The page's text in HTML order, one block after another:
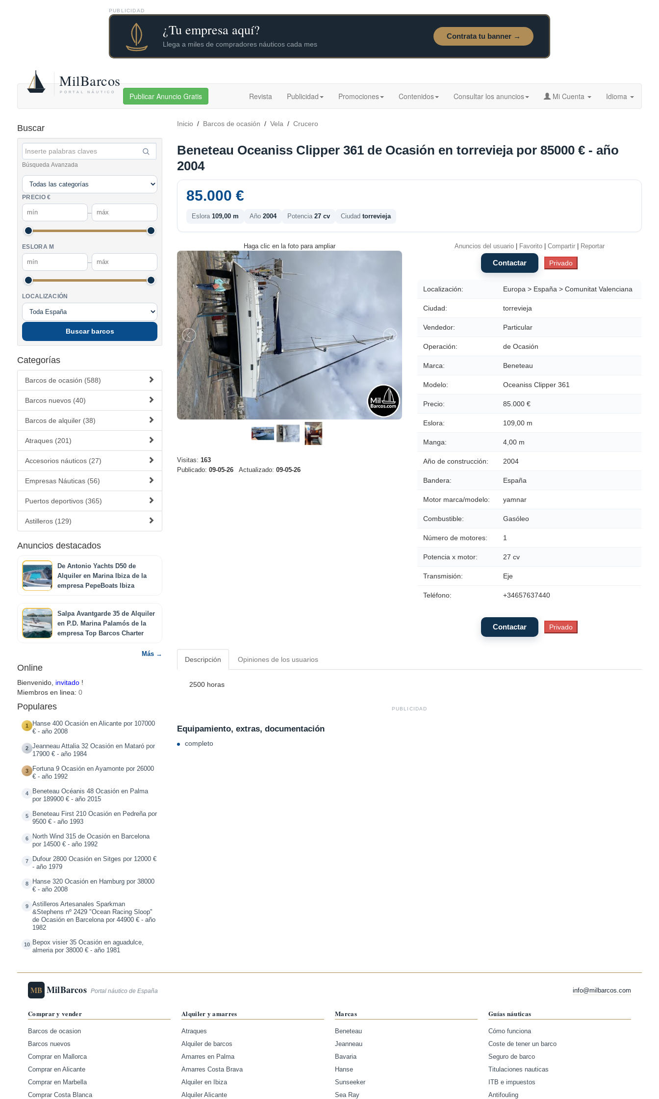
PUBLICIDAD
Publicar Anuncio Gratis Revista Publicidad Promociones Contenidos Consultar los anuncios Mi Cuenta Idioma
Buscar
Búsqueda Avanzada
PRECIO €
–
ESLORA M
–
LOCALIZACIÓN
Buscar barcos
Categorías
Barcos de ocasión (588)
Barcos nuevos (40)
Barcos de alquiler (38)
Atraques (201)
Accesorios náuticos (27)
Empresas Náuticas (56)
Puertos deportivos (365)
Astilleros (129)
Anuncios destacados
De Antonio Yachts D50 de
Alquiler en Marina Ibiza de la
empresa PepeBoats Ibiza
Salpa Avantgarde 35 de Alquiler
en P.D. Marina Palamós de la
empresa Top Barcos Charter
Más →
Online
Bienvenido, invitado !
Miembros en linea: 0
Populares
1
Hanse 400 Ocasión en Alicante por 107000
€ - año 2008
2
Jeanneau Attalia 32 Ocasión en Mataró por
17900 € - año 1984
3
Fortuna 9 Ocasión en Ayamonte por 26000
€ - año 1992
4
Beneteau Océanis 48 Ocasión en Palma
por 189900 € - año 2015
5
Beneteau First 210 Ocasión en Pedreña por
9500 € - año 1993
6
North Wind 315 de Ocasión en Barcelona
por 14500 € - año 1992
7
Dufour 2800 Ocasión en Sitges por 12000 €
- año 1979
8
Hanse 320 Ocasión en Hamburg por 38000
€ - año 2008
9
Astilleros Artesanales Sparkman
&Stephens nº 2429 "Ocean Racing Sloop"
de Ocasión en Barcelona por 44900 € - año
1982
10 Bepox visier 35 Ocasión en aguadulce,
almeria por 38000 € - año 1981
Inicio / Barcos de ocasión / Vela / Crucero
Beneteau Oceaniss Clipper 361 de Ocasión en torrevieja por 85000 € - año
2004
85.000 €
Eslora 109,00 m Año 2004 Potencia 27 cv Ciudad torrevieja
Haga clic en la foto para ampliar
Visitas: 163
Publicado: 09-05-26 Actualizado: 09-05-26
Anuncios del usuario| Favorito| Compartir| Reportar
Localización: Europa > España > Comunitat Valenciana
Ciudad: torrevieja
Vendedor: Particular
Operación: de Ocasión
Marca: Beneteau
Modelo: Oceaniss Clipper 361
Precio: 85.000 €
Eslora: 109,00 m
Manga: 4,00 m
Año de construcción: 2004
Bandera: España
Motor marca/modelo: yamnar
Combustible: Gasóleo
Número de motores: 1
Potencia x motor: 27 cv
Transmisión: Eje
Teléfono: +34657637440
Descripción Opiniones de los usuarios
2500 horas
PUBLICIDAD
Equipamiento, extras, documentación
completo
MB MilBarcos Portal náutico de España info@milbarcos.com
Comprar y vender
Barcos de ocasion
Barcos nuevos
Comprar en Mallorca
Comprar en Alicante
Comprar en Marbella
Comprar Costa Blanca
Alquiler y amarres
Atraques
Alquiler de barcos
Amarres en Palma
Amarres Costa Brava
Alquiler en Ibiza
Alquiler Alicante
Marcas
Beneteau
Jeanneau
Bavaria
Hanse
Sunseeker
Sea Ray
Guías náuticas
Cómo funciona
Coste de tener un barco
Seguro de barco
Titulaciones nauticas
ITB e impuestos
Antifouling